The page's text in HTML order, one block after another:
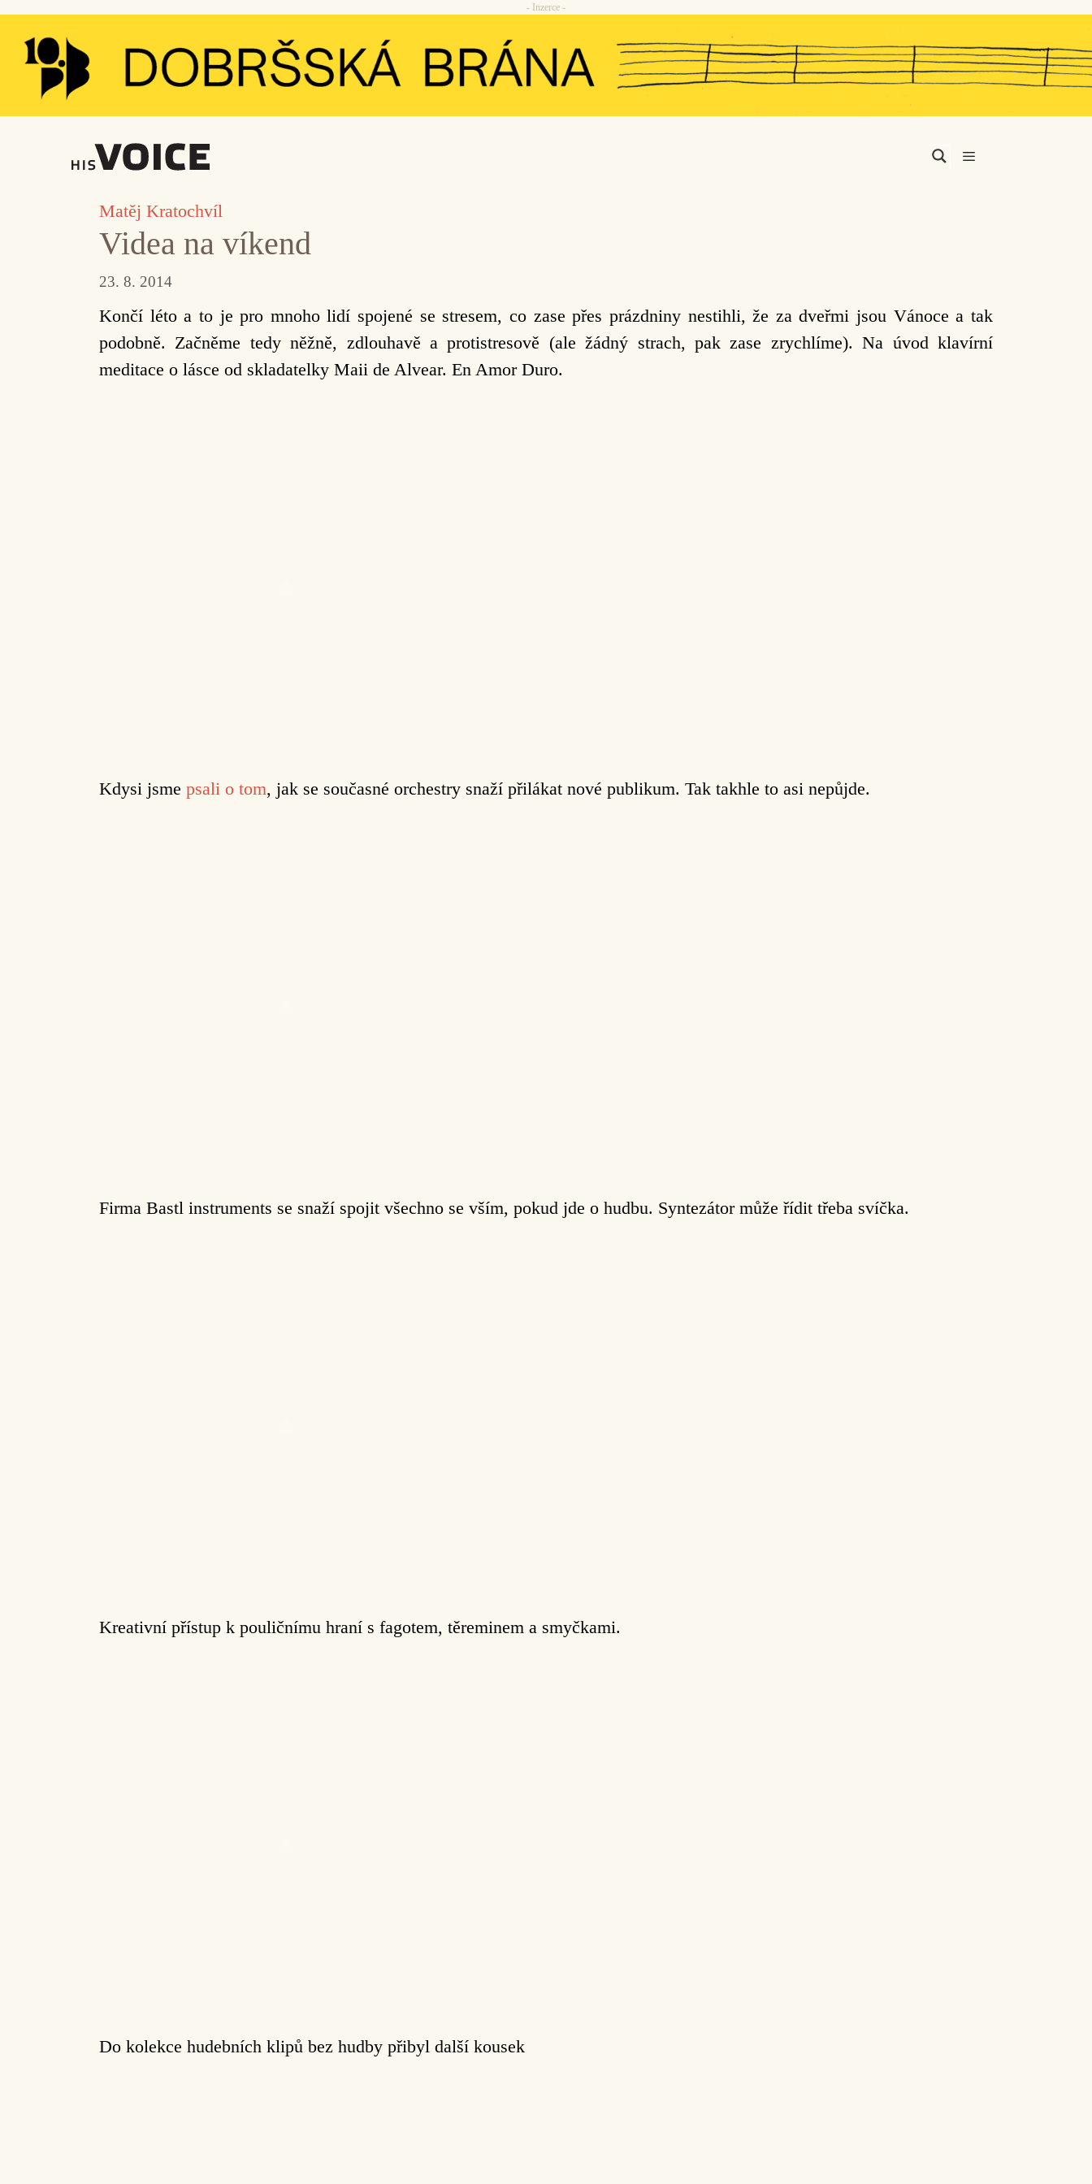
Přeskočit
obsah
- Inzerce -
Matěj Kratochvíl
Videa na víkend
23. 8. 2014
Končí léto a to je pro mnoho lidí spojené se stresem, co zase přes prázdniny nestihli, že za dveřmi jsou Vánoce a tak
podobně. Začněme tedy něžně, zdlouhavě a protistresově (ale žádný strach, pak zase zrychlíme). Na úvod klavírní
meditace o lásce od skladatelky Maii de Alvear. En Amor Duro.
Kdysi jsme psali o tom, jak se současné orchestry snaží přilákat nové publikum. Tak takhle to asi nepůjde.
Firma Bastl instruments se snaží spojit všechno se vším, pokud jde o hudbu. Syntezátor může řídit třeba svíčka.
Kreativní přístup k pouličnímu hraní s fagotem, těreminem a smyčkami.
Do kolekce hudebních klipů bez hudby přibyl další kousek